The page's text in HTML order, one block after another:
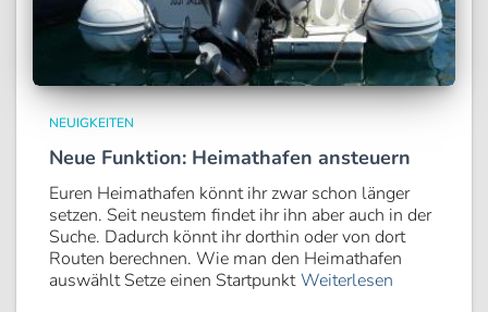
NEUIGKEITEN
Neue Funktion: Heimathafen ansteuern
Euren Heimathafen könnt ihr zwar schon länger
setzen. Seit neustem findet ihr ihn aber auch in der
Suche. Dadurch könnt ihr dorthin oder von dort
Routen berechnen. Wie man den Heimathafen
auswählt Setze einen Startpunkt Weiterlesen